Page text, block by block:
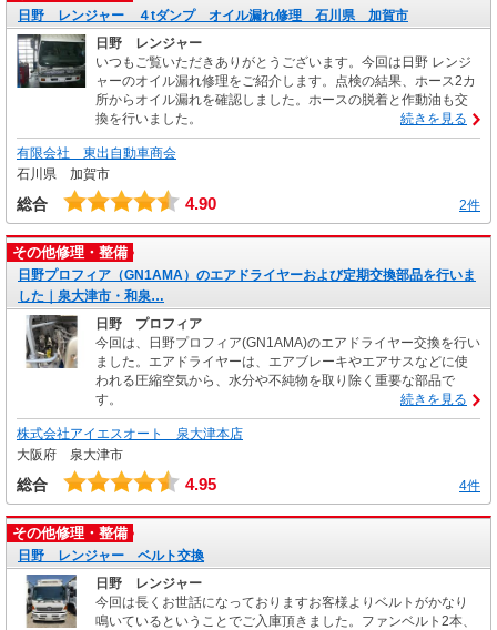
日野 レンジャー ４tダンプ オイル漏れ修理 石川県 加賀市
日野 レンジャー
いつもご覧いただきありがとうございます。今回は日野 レンジ
ャーのオイル漏れ修理をご紹介します。点検の結果、ホース2カ
所からオイル漏れを確認しました。ホースの脱着と作動油も交
換を行いました。
続きを見る
有限会社 東出自動車商会
石川県 加賀市
総合 4.90 2件
その他修理・整備
日野プロフィア（GN1AMA）のエアドライヤーおよび定期交換部品を行いま
した｜泉大津市・和泉…
日野 プロフィア
今回は、日野プロフィア(GN1AMA)のエアドライヤー交換を行い
ました。エアドライヤーは、エアブレーキやエアサスなどに使
われる圧縮空気から、水分や不純物を取り除く重要な部品で
す。
続きを見る
株式会社アイエスオート 泉大津本店
大阪府 泉大津市
総合 4.95 4件
その他修理・整備
日野 レンジャー ベルト交換
日野 レンジャー
今回は長くお世話になっておりますお客様よりベルトがかなり
鳴いているということでご入庫頂きました。ファンベルト2本、